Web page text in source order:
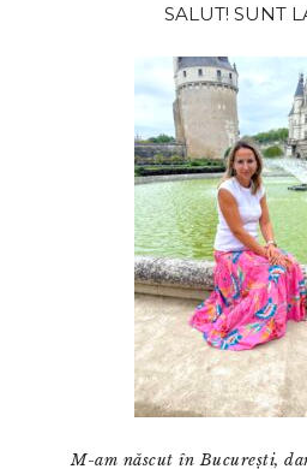
principală
SALUT! SUNT
M-am născut în București,